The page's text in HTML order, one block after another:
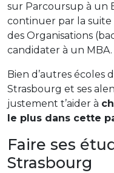
sur Parcoursup à un
continuer par la
des Organisations
candidater à un
Bien d’autres écoles
Strasbourg et ses
justement t’aider à
le plus dans cette
Faire ses
Strasbourg